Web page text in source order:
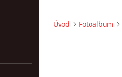
Úvod Fotoalbum